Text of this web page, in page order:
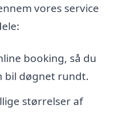
vores service
booking, så du
bil døgnet rundt.
størrelser af